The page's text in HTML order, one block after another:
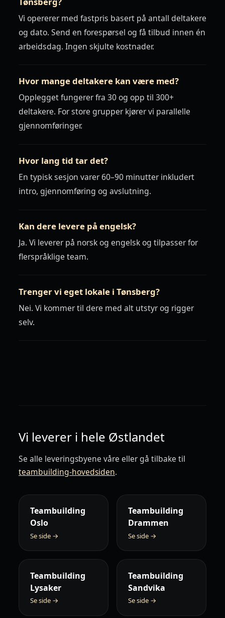
Vi opererer med fastpris basert på antall deltakere
og dato. Send en forespørsel og få tilbud innen én
arbeidsdag. Ingen skjulte kostnader.
Hvor mange deltakere kan være med?
Opplegget fungerer fra 30 og opp til 300+
deltakere. For store grupper kjører vi parallelle
gjennomføringer.
Hvor lang tid tar det?
En typisk sesjon varer 60–90 minutter inkludert
intro, gjennomføring og avslutning.
Kan dere levere på engelsk?
Ja. Vi leverer på norsk og engelsk og tilpasser for
flerspråklige team.
Trenger vi eget lokale i Tønsberg?
Nei. Vi kommer til dere med alt utstyr og rigger
selv.
Vi leverer i hele Østlandet
Se alle leveringsbyene våre eller gå tilbake til
teambuilding-hovedsiden.
Teambuilding
Oslo
Se side →
Teambuilding
Drammen
Se side →
Teambuilding
Lysaker
Se side →
Teambuilding
Sandvika
Se side →